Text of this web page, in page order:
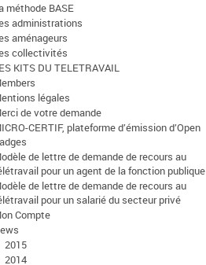
méthode BASE
administrations
aménageurs
collectivités
KITS DU TELETRAVAIL
légales
de votre demande
CERTIF, plateforme d’émission d’Open
de lettre de demande de recours au
pour un agent de la fonction publique
de lettre de demande de recours au
pour un salarié du secteur privé
Compte
2015
2014